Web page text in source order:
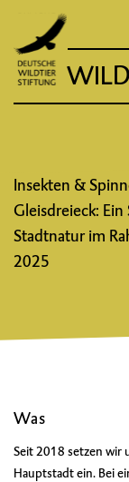
Insekten &
Gleisdreieck:
Stadtnatur im
2025
Was
Seit 2018 setzen wir
Hauptstadt ein. Bei